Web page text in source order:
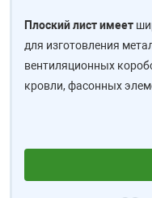
Плоский лист имеет
для изготовления
вентиляционных
кровли, фасонных